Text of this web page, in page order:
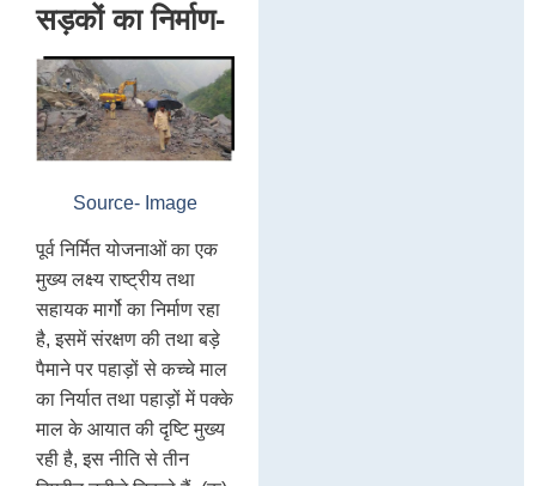
सड़कों का निर्माण-
Source- Image
पूर्व निर्मित योजनाओं का एक
मुख्य लक्ष्य राष्ट्रीय तथा
सहायक मार्गो का निर्माण रहा
है, इसमें संरक्षण की तथा बड़े
पैमाने पर पहाड़ों से कच्चे माल
का निर्यात तथा पहाड़ों में पक्के
माल के आयात की दृष्टि मुख्य
रही है, इस नीति से तीन